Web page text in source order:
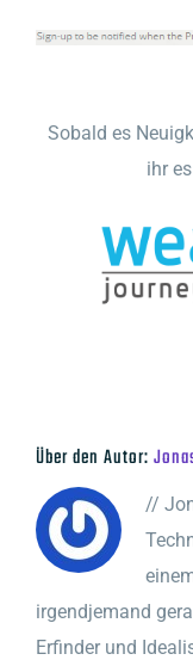
Sobald es
ihr
Über den Autor:
//
irgendjemand
Erfinder und